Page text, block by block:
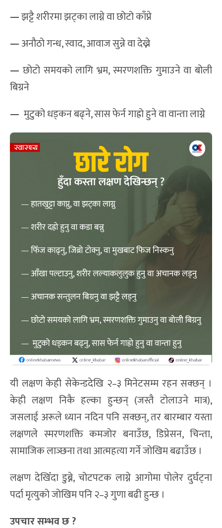
—झट्टै शरीरमा झट्का लाग्ने वा छोटो काँप्ने
—अनौठो गन्ध, स्वाद, आवाज सुन्ने वा देख्ने
— छोटो समयको लागि भ्रम, स्मरणशक्ति गुमाउने वा बोली
बिग्रने
— मुटुको धड्कन बढ्ने, सास फेर्न गाह्रो हुने वा वान्ता लाग्ने
यी लक्षण केही सेकेन्डदेखि २–३ मिनेटसम्म रहन सक्छन् ।
केही लक्षण निकै हल्का हुन्छन् (जस्तै टोलाउने मात्र),
जसलाई अरूले ध्यान नदिन पनि सक्छन्, तर बारम्बार यस्ता
लक्षणले स्मरणशक्ति कमजोर बनाउँछ, डिप्रेसन, चिन्ता,
सामाजिक लाञ्छना तथा आत्महत्या गर्ने जोखिम बढाउँछ ।
लक्षण देखिँदा डुब्ने, चोटपटक लाग्ने आगोमा पोलेर दुर्घट्ना
पर्दा मृत्युको जोखिम पनि २–३ गुणा बढी हुन्छ ।
उपचार सम्भव छ ?